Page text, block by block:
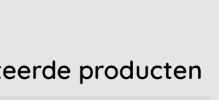
producten